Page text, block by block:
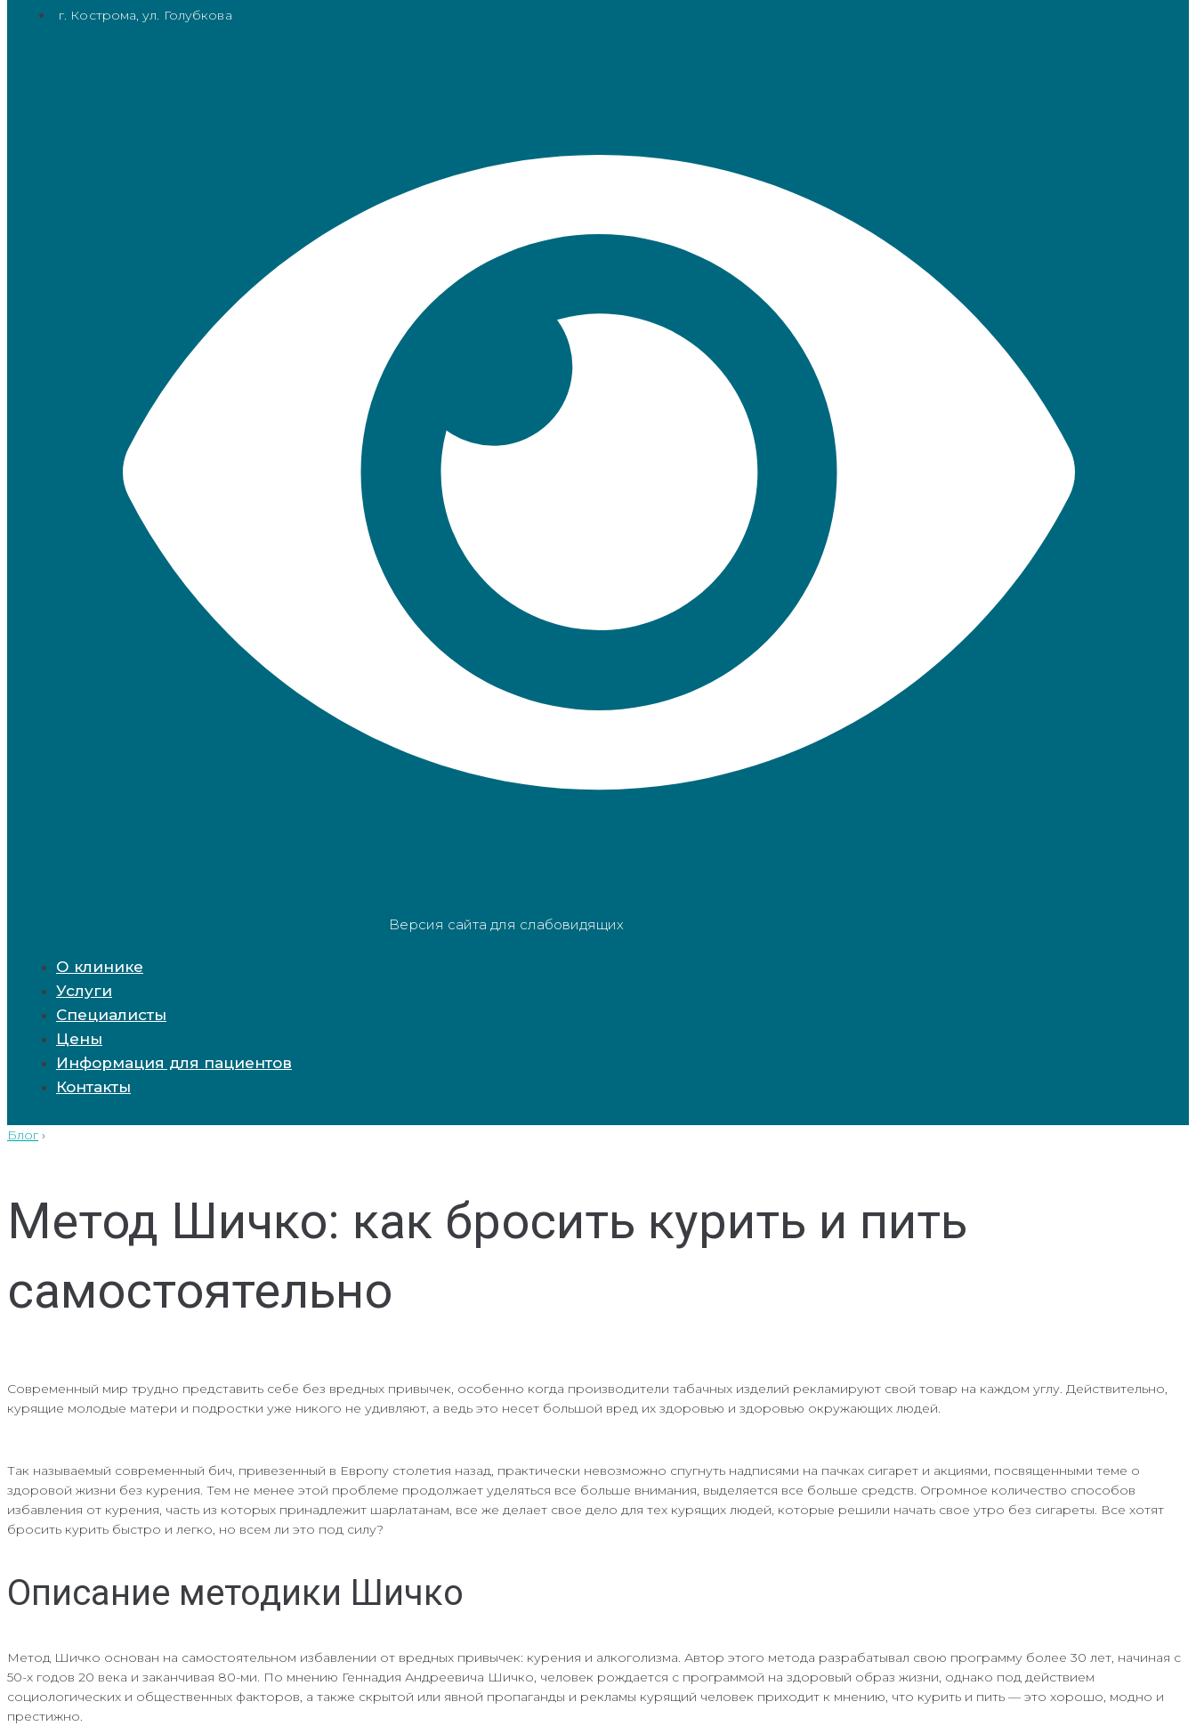
г. Кострома, ул. Голубкова
Версия сайта для слабовидящих
О клинике
Услуги
Специалисты
Цены
Информация для пациентов
Контакты
Блог ›
Метод Шичко: как бросить курить и пить
самостоятельно
Современный мир трудно представить себе без вредных привычек, особенно когда производители табачных изделий рекламируют свой товар на каждом углу. Действительно,
курящие молодые матери и подростки уже никого не удивляют, а ведь это несет большой вред их здоровью и здоровью окружающих людей.
Так называемый современный бич, привезенный в Европу столетия назад, практически невозможно спугнуть надписями на пачках сигарет и акциями, посвященными теме о
здоровой жизни без курения. Тем не менее этой проблеме продолжает уделяться все больше внимания, выделяется все больше средств. Огромное количество способов
избавления от курения, часть из которых принадлежит шарлатанам, все же делает свое дело для тех курящих людей, которые решили начать свое утро без сигареты. Все хотят
бросить курить быстро и легко, но всем ли это под силу?
Описание методики Шичко
Метод Шичко основан на самостоятельном избавлении от вредных привычек: курения и алкоголизма. Автор этого метода разрабатывал свою программу более 30 лет, начиная с
50-х годов 20 века и заканчивая 80-ми. По мнению Геннадия Андреевича Шичко, человек рождается с программой на здоровый образ жизни, однако под действием
социологических и общественных факторов, а также скрытой или явной пропаганды и рекламы курящий человек приходит к мнению, что курить и пить — это хорошо, модно и
престижно.